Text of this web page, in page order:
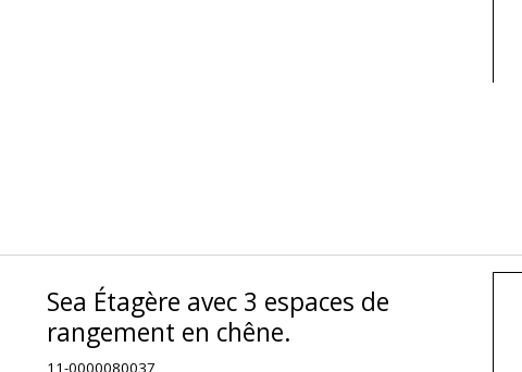
Sea Étagère avec 3 espaces de
rangement en chêne.
11-0000080037